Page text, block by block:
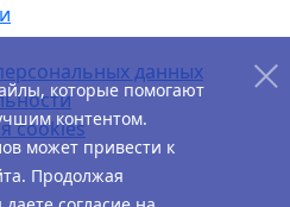
данных
cookies
которые помогают
контентом.
может привести к
Продолжая